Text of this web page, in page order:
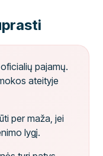
pajamų.
ateityje
per maža, jei
lygį.